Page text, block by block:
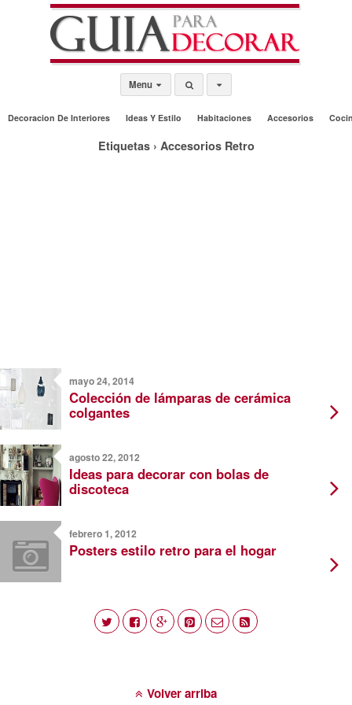
Menu
Decoracion De Interiores Ideas Y Estilo Habitaciones Accesorios
Etiquetas › Accesorios Retro
mayo 24, 2014
Colección de lámparas de cerámica
colgantes
agosto 22, 2012
Ideas para decorar con bolas de
discoteca
febrero 1, 2012
Posters estilo retro para el hogar
Volver arriba